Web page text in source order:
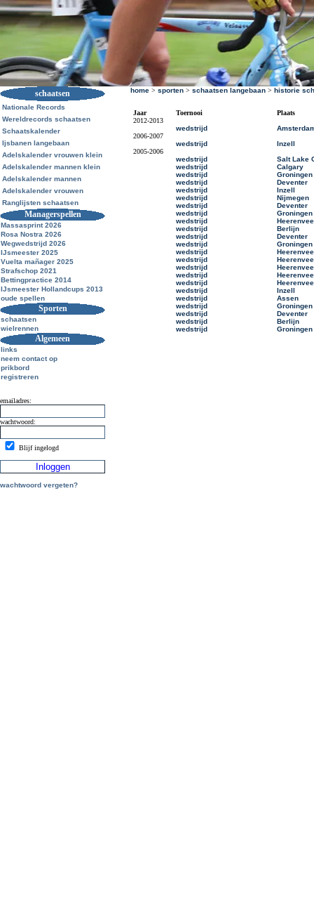
schaatsen
Nationale Records
Wereldrecords schaatsen
Schaatskalender
Ijsbanen langebaan
Adelskalender vrouwen klein
Adelskalender mannen klein
Adelskalender mannen
Adelskalender vrouwen
Ranglijsten schaatsen
Managerspellen
Massasprint 2026
Rosa Nostra 2026
Wegwedstrijd 2026
IJsmeester 2025
Vuelta mañager 2025
Strafschop 2021
Bettingpractice 2014
IJsmeester Hollandcups 2013
oude spellen
Sporten
schaatsen
wielrennen
Algemeen
links
neem contact op
prikbord
registreren
emailadres:
wachtwoord:
Blijf ingelogd
wachtwoord vergeten?
home > sporten > schaatsen langebaan > historie
Jaar Toernooi
Plaats
2012-2013
wedstrijd
2006-2007
wedstrijd
Inzell
2005-2006
wedstrijd
Salt Lake
wedstrijd
Calgary
wedstrijd
Groningen
wedstrijd
Deventer
wedstrijd
Inzell
wedstrijd
Nijmegen
wedstrijd
Deventer
wedstrijd
Groningen
wedstrijd
wedstrijd
Berlijn
wedstrijd
Deventer
wedstrijd
Groningen
wedstrijd
wedstrijd
wedstrijd
wedstrijd
wedstrijd
wedstrijd
Inzell
wedstrijd
Assen
wedstrijd
Groningen
wedstrijd
Deventer
wedstrijd
Berlijn
wedstrijd
Groningen